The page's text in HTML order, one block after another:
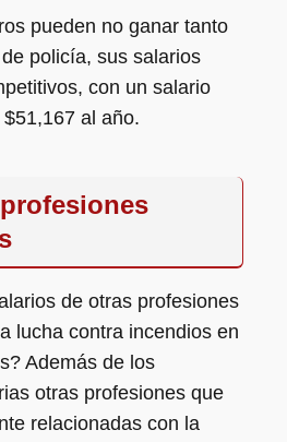
pueden no ganar tanto
policía, sus salarios
con un salario
al año.
de otras profesiones
lucha contra incendios en
Además de los
otras profesiones que
relacionadas con la